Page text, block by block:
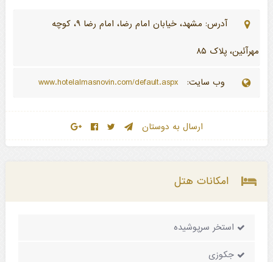
آدرس: مشهد، خیابان امام رضا، امام رضا ۹، کوچه
مهرآئین، پلاک ۸۵
وب سایت:
ارسال به دوستان
امکانات هتل
استخر سرپوشیده
جکوزی